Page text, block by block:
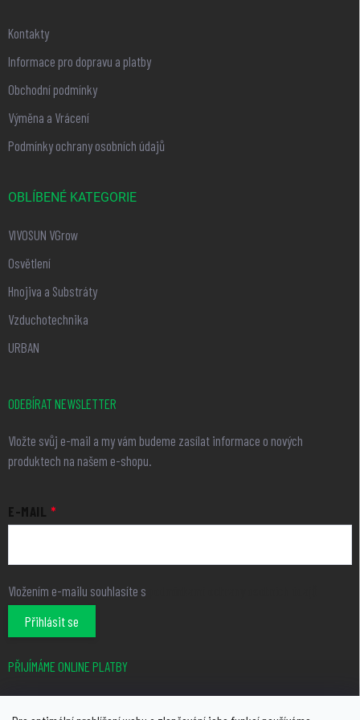
Kontakty
Informace pro dopravu a platby
Obchodní podmínky
Výměna a Vrácení
Podmínky ochrany osobních údajů
OBLÍBENÉ KATEGORIE
VIVOSUN VGrow
Osvětlení
Hnojiva a Substráty
Vzduchotechnika
URBAN
ODEBÍRAT NEWSLETTER
Vložte svůj e-mail a my vám budeme zasílat informace o nových
produktech na našem e-shopu.
E-MAIL
Vložením e-mailu souhlasíte s
Přihlásit se
PŘIJÍMÁME ONLINE PLATBY